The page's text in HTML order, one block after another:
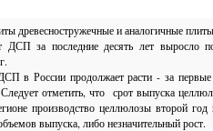
древесностружечные и аналогичные
ДСП за последние десять лет
в России продолжает расти - за
отметить, что срот выпуска
производство целлюлозы второй
выпуска, либо незначительный рост.